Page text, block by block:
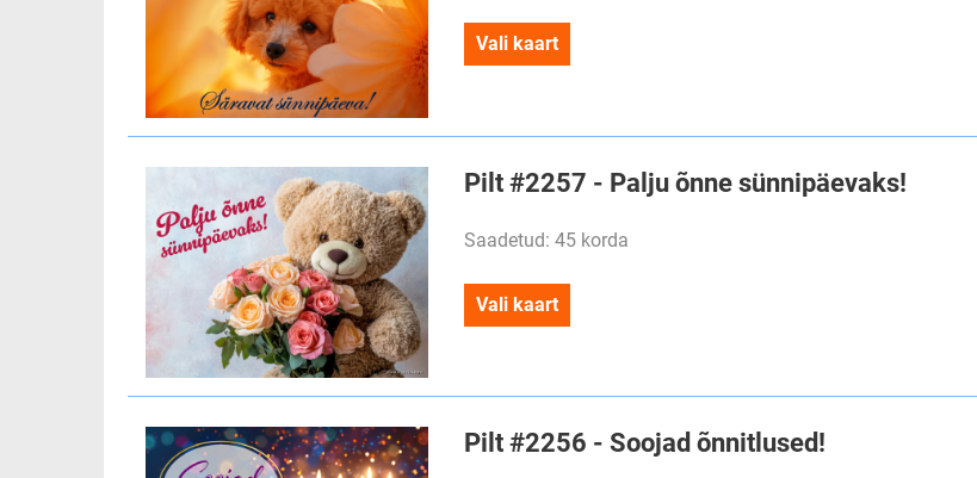
Vali kaart
Pilt #2257 - Palju õnne sünnipäevaks!
Saadetud: 45 korda
Vali kaart
Pilt #2256 - Soojad õnnitlused!